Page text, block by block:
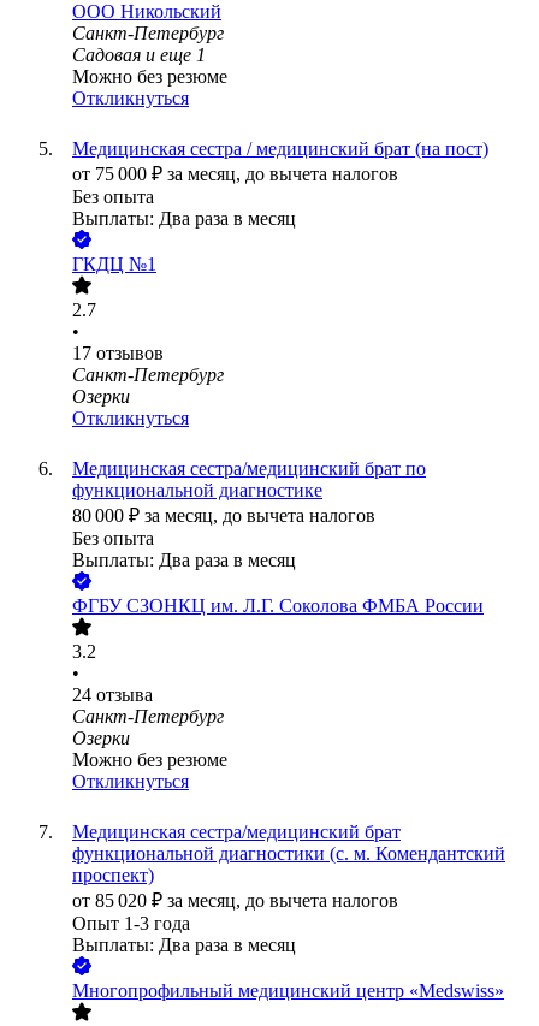
ООО Никольский
Санкт-Петербург
Садовая и еще 1
Можно без резюме
Откликнуться
Медицинская сестра / медицинский брат (на пост)
от 75 000 ₽ за месяц, до вычета налогов
Без опыта
Выплаты: Два раза в месяц
ГКДЦ №1
2.7
•
17 отзывов
Санкт-Петербург
Озерки
Откликнуться
Медицинская сестра/медицинский брат по
функциональной диагностике
80 000 ₽ за месяц, до вычета налогов
Без опыта
Выплаты: Два раза в месяц
ФГБУ СЗОНКЦ им. Л.Г. Соколова ФМБА России
3.2
•
24 отзыва
Санкт-Петербург
Озерки
Можно без резюме
Откликнуться
Медицинская сестра/медицинский брат
функциональной диагностики (с. м. Комендантский
проспект)
от 85 020 ₽ за месяц, до вычета налогов
Опыт 1-3 года
Выплаты: Два раза в месяц
Многопрофильный медицинский центр «Medswiss»